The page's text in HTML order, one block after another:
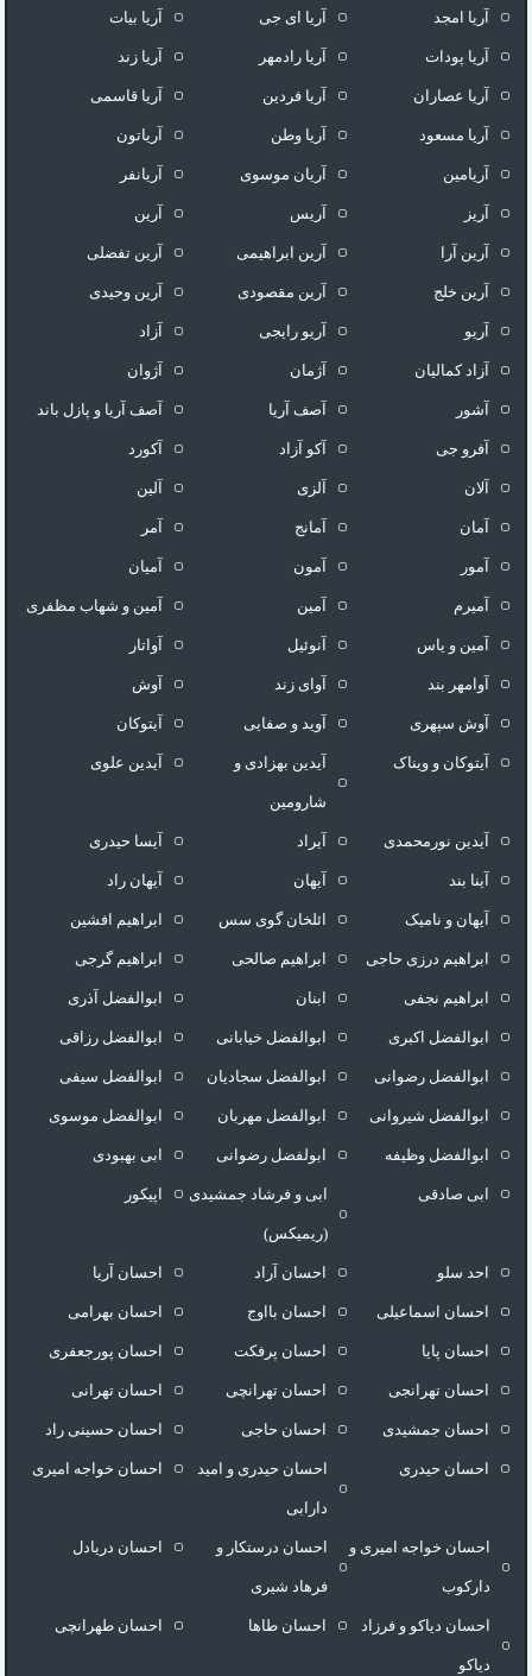
آریا امجد آریا ای جی آریا بیات
آریا پودات آریا رادمهر آریا زند
آریا عصاران آریا فردین آریا قاسمی
آریا مسعود آریا وطن آریاتون
آریامین آریان موسوی آریانفر
آریز آریس آرین
آرین آرا آرین ابراهیمی آرین تفضلی
آرین خلج آرین مقصودی آرین وحیدی
آریو آریو رایجی آزاد
آزاد کمالیان آژمان آژوان
آشور آصف آریا آصف آریا و پازل باند
آفرو جی آکو آزاد آکورد
آلان آلزی آلین
آمان آمانج آمر
آمور آمون آمیان
آمیرم آمین آمین و شهاب مظفری
آمین و یاس آنوئیل آواتار
آوامهر بند آوای زند آوش
آوش سپهری آوید و صفایی آیتوکان
آیتوکان و ویناک آیدین بهزادی و
شارومین
آیدین علوی
آیدین نورمحمدی آیراد آیسا حیدری
آینا بند آیهان آیهان راد
آیهان و نامیک ائلخان گوی سس ابراهیم افشین
ابراهیم درزی حاجی ابراهیم صالحی ابراهیم گرجی
ابراهیم نجفی ابنان ابوالفضل آذری
ابوالفضل اکبری ابوالفضل خیابانی ابوالفضل رزاقی
ابوالفضل رضوانی ابوالفضل سجادیان ابوالفضل سیفی
ابوالفضل شیروانی ابوالفضل مهربان ابوالفضل موسوی
ابوالفضل وظیفه ابولفضل رضوانی ابی بهبودی
ابی صادقی ابی و فرشاد جمشیدی
(ریمیکس)
اپیکور
احد سلو احسان آراد احسان آریا
احسان اسماعیلی احسان بااوج احسان بهرامی
احسان پایا احسان پرفکت احسان پورجعفری
احسان تهرانجی احسان تهرانچی احسان تهرانی
احسان جمشیدی احسان حاجی احسان حسینی راد
احسان حیدری احسان حیدری و امید
دارابی
احسان خواجه امیری
احسان خواجه امیری و
دارکوب
احسان درستكار و
فرهاد شيرى
احسان دریادل
احسان دیاکو و فرزاد
دیاکو
احسان طاها احسان طهرانچی